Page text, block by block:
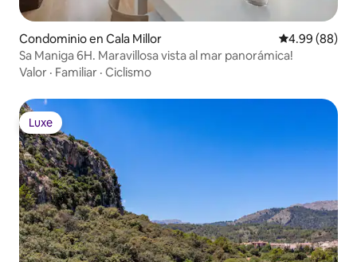
Condominio en Cala Millor Calificación
4.99 (88)
Sa Maniga 6H. Maravillosa vista al mar panorámica!
Valor · Familiar · Ciclismo
Luxe
Luxe